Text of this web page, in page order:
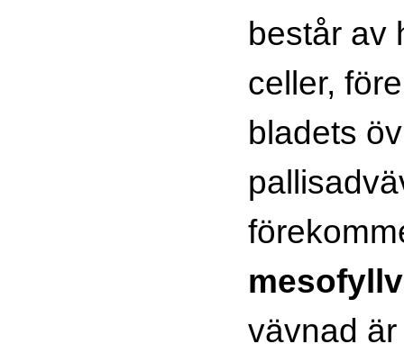
består av
celler,
bladets
vävnad